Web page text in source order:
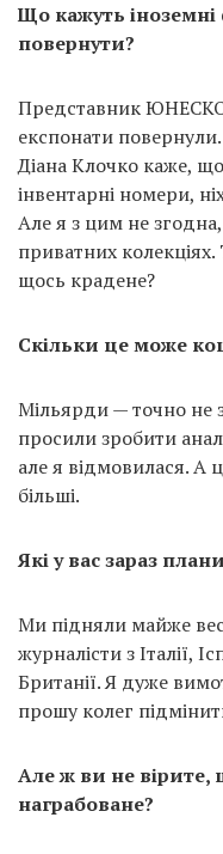
Що кажуть іноземні
повернути?
Представник ЮНЕСКО
експонати
Діана Клочко каже,
інвентарні номери,
Але я з цим не
приватних колекціях.
щось крадене?
Скільки це може
Мільярди — точно не
просили зробити
але я відмовилася. А
більші.
Які у вас зараз
Ми підняли майже
журналісти з Італії,
Британії. Я дуже
прошу колег
Але ж ви не вірите,
награбоване?